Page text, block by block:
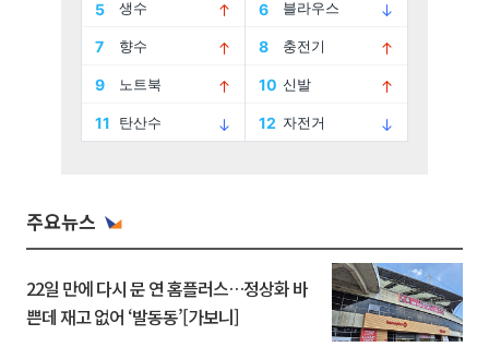
주요뉴스
22일 만에 다시 문 연 홈플러스…정상화 바
쁜데 재고 없어 ‘발동동’[가보니]